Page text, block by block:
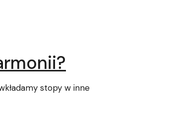
stopy w inne